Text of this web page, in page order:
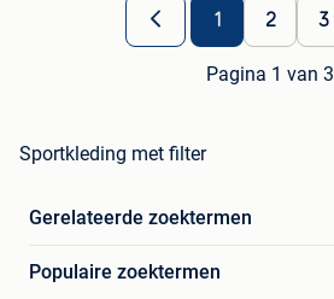
1 2 3
Pagina 1 van 3
Sportkleding met filter
Gerelateerde zoektermen
Populaire zoektermen